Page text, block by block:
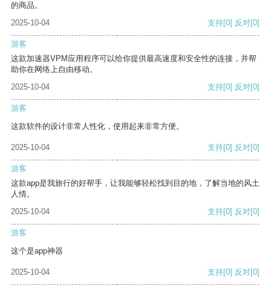
的商品。
2025-10-04
支持[0] 反对[0]
游客
这款加速器VPM应用程序可以给你提供最高速度和安全性的连接，并帮
助你在网络上自由移动。
2025-10-04
支持[0] 反对[0]
游客
这款软件的设计非常人性化，使用起来非常方便。
2025-10-04 支持[0] 反对[0]
游客
这款app是我旅行的好帮手，让我能够轻松找到目的地，了解当地的风土
人情。
2025-10-04
支持[0] 反对[0]
游客
这个是app神器
2025-10-04 支持[0] 反对[0]